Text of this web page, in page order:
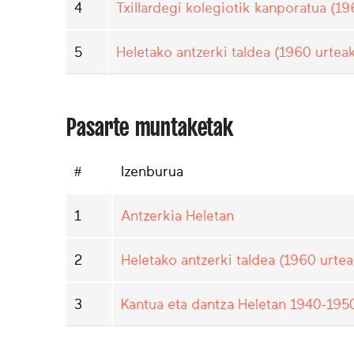
4 Txillardegi kolegiotik kanporatua
5 Heletako antzerki taldea (1960
Pasarte muntaketak
# Izenburua
1 Antzerkia Heletan
2 Heletako antzerki taldea (1960
3 Kantua eta dantza Heletan 1940-